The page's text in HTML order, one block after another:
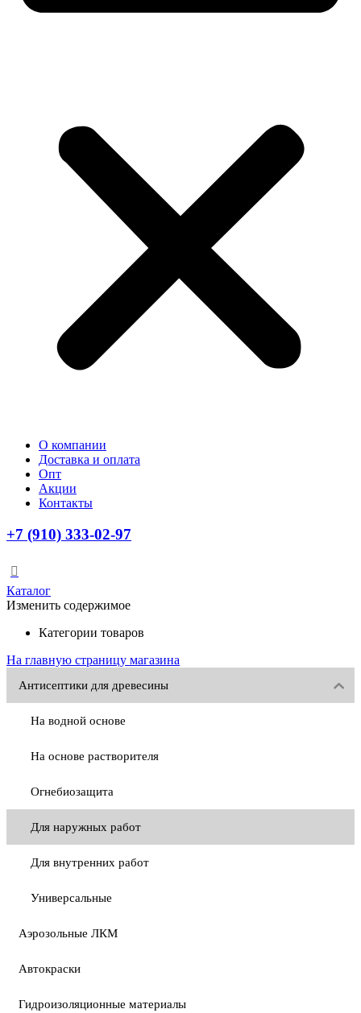
О компании
Доставка и оплата
Опт
Акции
Контакты
+7 (910) 333-02-97
Каталог
Изменить содержимое
Категории товаров
На главную страницу магазина
Антисептики для древесины
На водной основе
На основе растворителя
Огнебиозащита
Для наружных работ
Для внутренних работ
Универсальные
Аэрозольные ЛКМ
Автокраски
Гидроизоляционные материалы